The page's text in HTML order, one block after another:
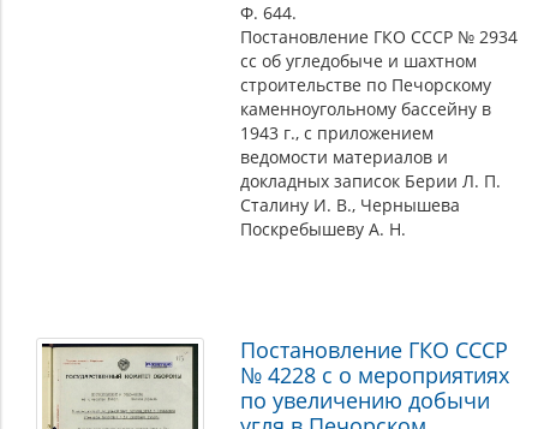
Ф. 644.
Постановление ГКО СССР № 2934
сс об угледобыче и шахтном
строительстве по Печорскому
каменноугольному бассейну в
1943 г., с приложением
ведомости материалов и
докладных записок Берии Л. П.
Сталину И. В., Чернышева
Поскребышеву А. Н.
Постановление ГКО СССР
№ 4228 с о мероприятиях
по увеличению добычи